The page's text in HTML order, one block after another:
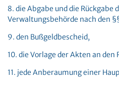
8. die Abgabe und die
Verwaltungsbehörde nach den
9. den Bußgeldbescheid,
10. die Vorlage der Akten an
11. jede Anberaumung einer